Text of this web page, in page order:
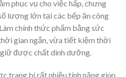
phục vụ cho việc hấp, chưng
lượng lớn tại các bếp ăn công
chính thức phẩm bằng sức
gian ngắn, vừa tiết kiệm thời
được chất dinh dưỡng.
trang bị rất nhiều tính năng giúp